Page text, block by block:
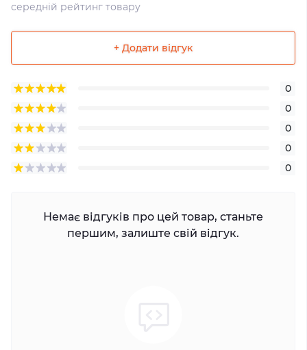
середній рейтинг товару
+ Додати відгук
0
0
0
0
0
Немає відгуків про цей товар, станьте
першим, залиште свій відгук.